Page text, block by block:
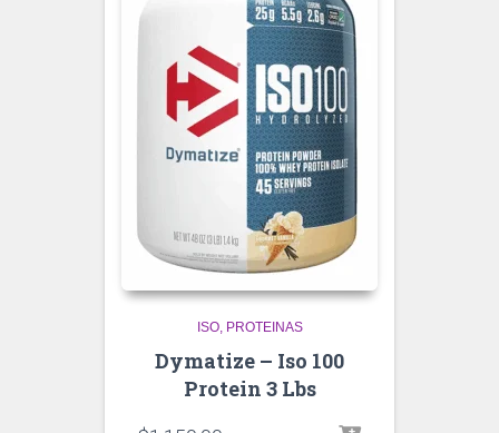
ISO PROTEINAS
Dymatize – Iso 100
Protein 3 Lbs